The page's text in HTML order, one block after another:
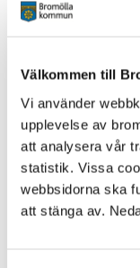
Välkommen till
Vi använder
upplevelse av
att analysera vår
statistik. Vissa
webbsidorna ska
att stänga av.
Du bör gå